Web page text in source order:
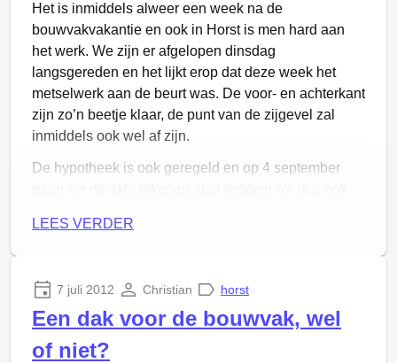
die nieuwe rondweg te liggen. Severens heeft zich
inmiddels toegelegd op bedrijfsbeveiliging en ze zijn
inmiddels vertrokken naar Melderslo. Nummer 49 is
zelfs niet langer in gebruik; van 47b binnen de
Westsingel gaat het aan de overkant direct verder
met 51. Een recentelijk afgesplitst perceel maakt een
nieuwe 49 echter weer mogelijk…
Een wetering kruist ter hoogte van nummer 49 de
Westsingel. Toen we in 2013 in Horst kwamen
perceel van nummer 49.
Een bordje met het cijfer 5,
Blijkbaar is het fietsnetwerk intussen opnieuw
opgebouwd, want tegenwoordig is het nummer 87
Het is inmiddels alweer een week na de
bouwvakvakantie en ook in Horst is men hard aan
het werk. We zijn er afgelopen dinsdag
langsgereden en het lijkt erop dat deze week het
metselwerk aan de beurt was. De voor- en achterkant
zijn zo’n beetje klaar, de punt van de zijgevel zal
inmiddels ook wel af zijn.
De hypotheek is ook geregeld en op 4 september
gekost…
LEES VERDER
7 juli 2012 Christian horst
Een dak voor de bouwvak, wel
of niet?